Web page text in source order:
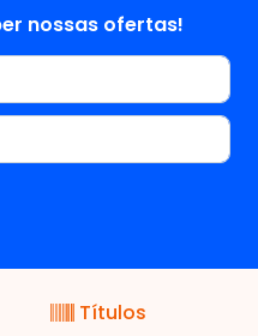
nossas ofertas!
Títulos